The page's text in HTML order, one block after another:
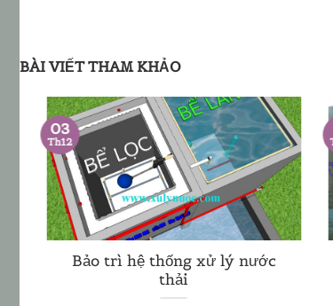
BÀI VIẾT THAM KHẢO
Bảo trì hệ thống xử lý nước
thải
03
Th12